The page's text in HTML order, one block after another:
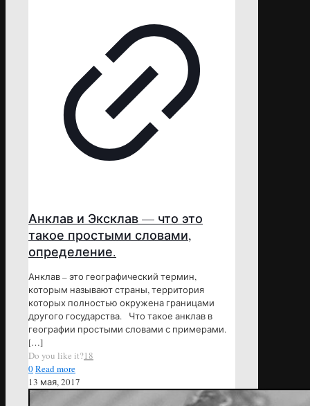
Анклав и Эксклав — что это
такое простыми словами,
определение.
Анклав – это географический термин,
которым называют страны, территория
которых полностью окружена границами
другого государства. Что такое анклав в
географии простыми словами с примерами.
[…]
Do you like it?18
0Read more
13 мая, 2017